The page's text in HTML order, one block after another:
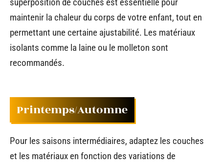
maintenir la chaleur du corps de votre enfant, tout en
permettant une certaine ajustabilité. Les matériaux
isolants comme la laine ou le molleton sont
recommandés.
Printemps/Automne
Pour les saisons intermédiaires, adaptez les couches
et les matériaux en fonction des variations de